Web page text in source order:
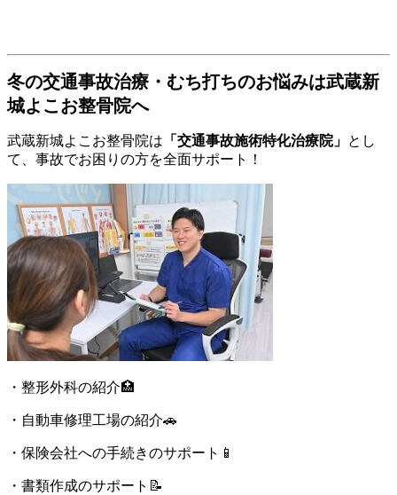
冬の交通事故治療・むち打ちのお悩みは武蔵新
城よこお整骨院へ
武蔵新城よこお整骨院は 「交通事故施術特化治療院」 とし
て、事故でお困りの方を全面サポート！
・整形外科の紹介🏥
・自動車修理工場の紹介🚗
・保険会社への手続きのサポート📱
・書類作成のサポート📝